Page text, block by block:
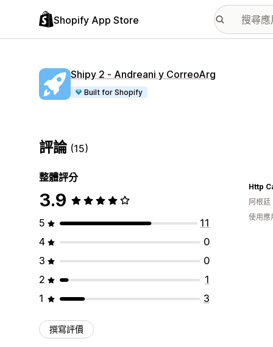
Shopify App Store
Shipy 2 ‑ Andreani y CorreoArg
Built for Shopify
評論 (15)
整體評分
3.9
5
11
4
0
3
0
2
1
1
3
撰寫評價
Http
阿根廷
使用應